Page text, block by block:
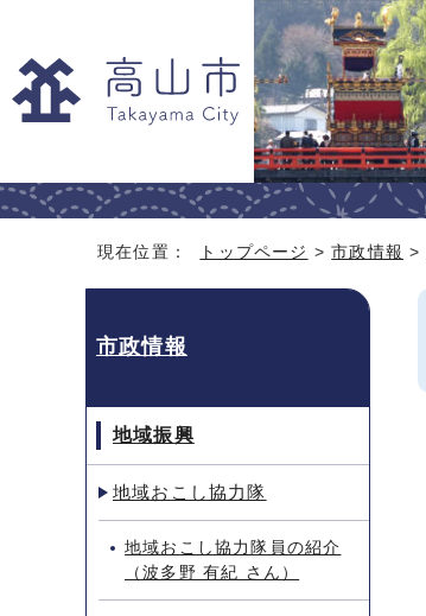
現在位置： トップページ >市政情報 >
市政情報
地域振興
地域おこし協力隊
地域おこし協力隊員の紹介
（波多野 有紀 さん）